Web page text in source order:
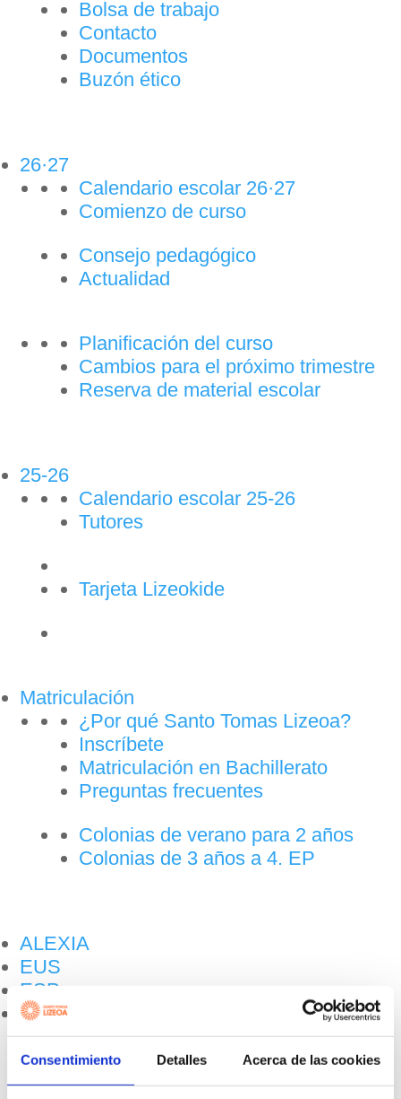
Consentimiento Detalles Acerca de las cookies
Bolsa de trabajo
Contacto
Documentos
Buzón ético
26·27
Calendario escolar 26·27
Comienzo de curso
Consejo pedagógico
Actualidad
Planificación del curso
Cambios para el próximo trimestre
Reserva de material escolar
25-26
Calendario escolar 25-26
Tutores
Tarjeta Lizeokide
Matriculación
¿Por qué Santo Tomas Lizeoa?
Inscríbete
Matriculación en Bachillerato
Preguntas frecuentes
Colonias de verano para 2 años
Colonias de 3 años a 4. EP
ALEXIA
EUS
ESP
Buscar: